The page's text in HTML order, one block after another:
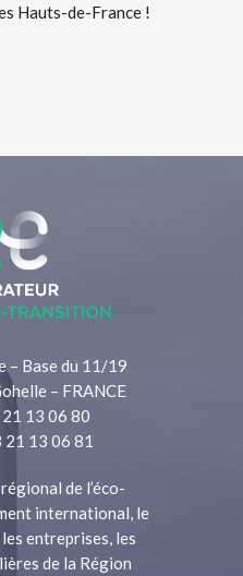
Hauts-de-France !
– Base du 11/19
– FRANCE
13 06 80
21 13 06 81
de l’éco-
international, le
entreprises, les
de la Région